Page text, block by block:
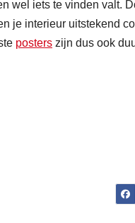
wel iets te vinden valt.
je interieur uitstekend
posters zijn dus ook